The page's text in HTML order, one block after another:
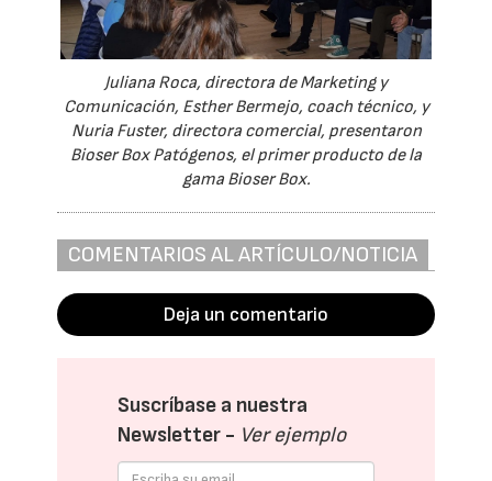
Juliana Roca, directora de Marketing y
Comunicación, Esther Bermejo, coach técnico, y
Nuria Fuster, directora comercial, presentaron
Bioser Box Patógenos, el primer producto de la
gama Bioser Box.
COMENTARIOS AL ARTÍCULO/NOTICIA
Deja un comentario
Suscríbase a nuestra
Newsletter - Ver ejemplo